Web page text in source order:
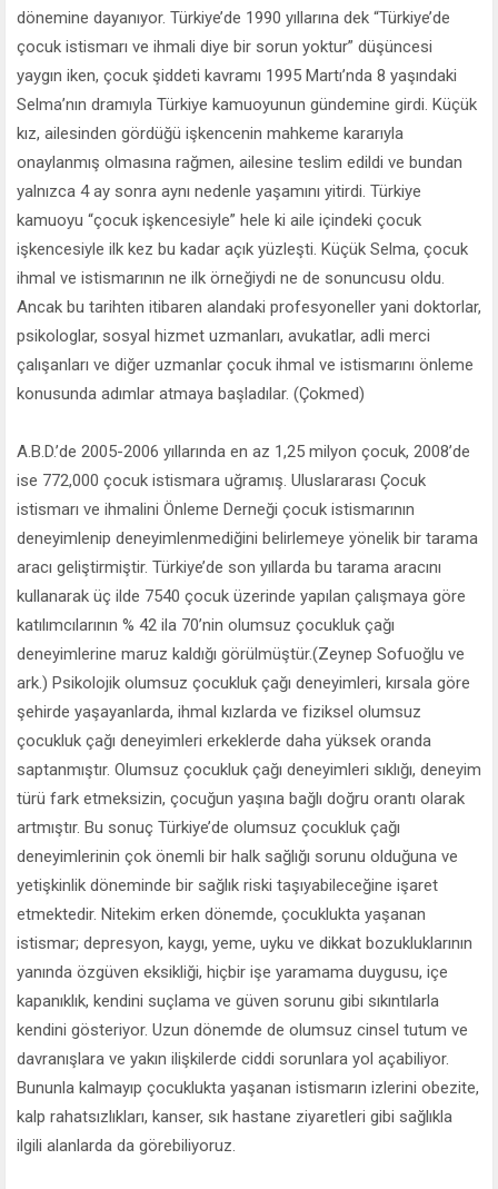
dönemine dayanıyor. Türkiye’de 1990 yıllarına dek “Türkiye’de
çocuk istismarı ve ihmali diye bir sorun yoktur” düşüncesi
yaygın iken, çocuk şiddeti kavramı 1995 Martı’nda 8 yaşındaki
Selma’nın dramıyla Türkiye kamuoyunun gündemine girdi. Küçük
kız, ailesinden gördüğü işkencenin mahkeme kararıyla
onaylanmış olmasına rağmen, ailesine teslim edildi ve bundan
yalnızca 4 ay sonra aynı nedenle yaşamını yitirdi. Türkiye
kamuoyu “çocuk işkencesiyle” hele ki aile içindeki çocuk
işkencesiyle ilk kez bu kadar açık yüzleşti. Küçük Selma, çocuk
ihmal ve istismarının ne ilk örneğiydi ne de sonuncusu oldu.
Ancak bu tarihten itibaren alandaki profesyoneller yani doktorlar,
psikologlar, sosyal hizmet uzmanları, avukatlar, adli merci
çalışanları ve diğer uzmanlar çocuk ihmal ve istismarını önleme
konusunda adımlar atmaya başladılar. (Çokmed)
A.B.D.’de 2005-2006 yıllarında en az 1,25 milyon çocuk, 2008’de
ise 772,000 çocuk istismara uğramış. Uluslararası Çocuk
istismarı ve ihmalini Önleme Derneği çocuk istismarının
deneyimlenip deneyimlenmediğini belirlemeye yönelik bir tarama
aracı geliştirmiştir. Türkiye’de son yıllarda bu tarama aracını
kullanarak üç ilde 7540 çocuk üzerinde yapılan çalışmaya göre
katılımcılarının % 42 ila 70’nin olumsuz çocukluk çağı
deneyimlerine maruz kaldığı görülmüştür.(Zeynep Sofuoğlu ve
ark.) Psikolojik olumsuz çocukluk çağı deneyimleri, kırsala göre
şehirde yaşayanlarda, ihmal kızlarda ve fiziksel olumsuz
çocukluk çağı deneyimleri erkeklerde daha yüksek oranda
saptanmıştır. Olumsuz çocukluk çağı deneyimleri sıklığı, deneyim
türü fark etmeksizin, çocuğun yaşına bağlı doğru orantı olarak
artmıştır. Bu sonuç Türkiye’de olumsuz çocukluk çağı
deneyimlerinin çok önemli bir halk sağlığı sorunu olduğuna ve
yetişkinlik döneminde bir sağlık riski taşıyabileceğine işaret
etmektedir. Nitekim erken dönemde, çocuklukta yaşanan
istismar; depresyon, kaygı, yeme, uyku ve dikkat bozukluklarının
yanında özgüven eksikliği, hiçbir işe yaramama duygusu, içe
kapanıklık, kendini suçlama ve güven sorunu gibi sıkıntılarla
kendini gösteriyor. Uzun dönemde de olumsuz cinsel tutum ve
davranışlara ve yakın ilişkilerde ciddi sorunlara yol açabiliyor.
Bununla kalmayıp çocuklukta yaşanan istismarın izlerini obezite,
kalp rahatsızlıkları, kanser, sık hastane ziyaretleri gibi sağlıkla
ilgili alanlarda da görebiliyoruz.